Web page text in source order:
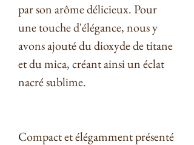
par son arôme délicieux. Pour
une touche d'élégance, nous y
avons ajouté du dioxyde de titane
et du mica, créant ainsi un éclat
nacré sublime.
Compact et élégamment présenté